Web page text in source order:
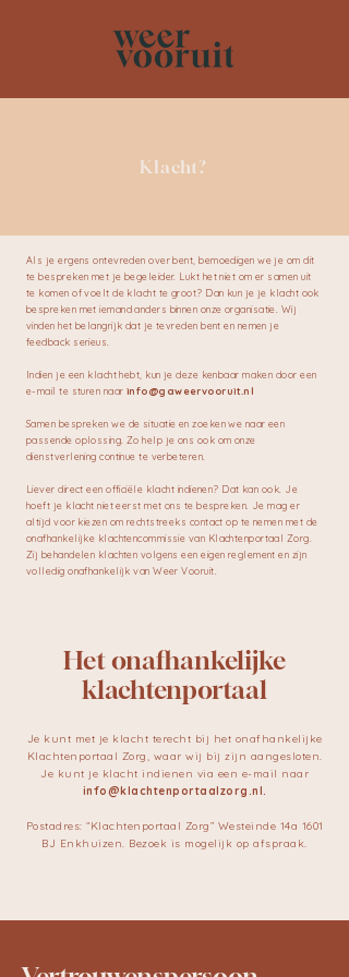
Klacht?
Als je ergens ontevreden over bent, bemoedigen we je om dit
te bespreken met je begeleider. Lukt het niet om er samen uit
te komen of voelt de klacht te groot? Dan kun je je klacht ook
bespreken met iemand anders binnen onze organisatie. Wij
vinden het belangrijk dat je tevreden bent en nemen je
feedback serieus.
Indien je een klacht hebt, kun je deze kenbaar maken door een
e-mail te sturen naar info@gaweervooruit.nl
Samen bespreken we de situatie en zoeken we naar een
passende oplossing. Zo help je ons ook om onze
dienstverlening continue te verbeteren. ​
Liever direct een officiële klacht indienen? ​Dat kan ook. Je
hoeft je klacht niet eerst met ons te bespreken. Je mag er
altijd voor kiezen om rechtstreeks contact op te nemen met de
onafhankelijke klachtencommissie van Klachtenportaal Zorg.
Zij behandelen klachten volgens een eigen reglement en zijn
volledig onafhankelijk van Weer Vooruit.
Het onafhankelijke
klachtenportaal
Je kunt met je klacht terecht bij het onafhankelijke
Klachtenportaal Zorg, waar wij bij zijn aangesloten.
Je kunt je klacht indienen via een e-mail naar
info@klachtenportaalzorg.nl.
Postadres: “Klachtenportaal Zorg” Westeinde 14a 1601
BJ Enkhuizen. Bezoek is mogelijk op afspraak.